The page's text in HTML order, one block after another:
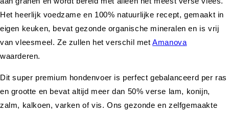
Het heerlijk voedzame en 100% natuurlijke recept, gemaakt in
eigen keuken, bevat gezonde organische mineralen en is vrij
van vleesmeel. Ze zullen het verschil metAmanova
waarderen.
Dit super premium hondenvoer is perfect gebalanceerd per ras
en grootte en bevat altijd meer dan 50% verse lam, konijn,
zalm, kalkoen, varken of vis. Ons gezonde en zelfgemaakte